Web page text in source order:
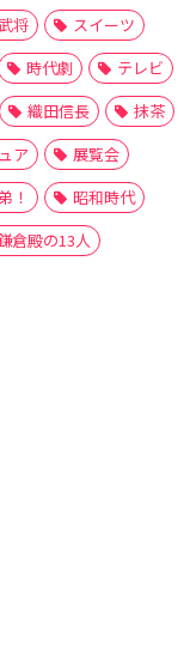
将
スイーツ
時代劇
テレビ
織田信長
抹茶
ア
展覧会
！
昭和時代
倉殿の13人